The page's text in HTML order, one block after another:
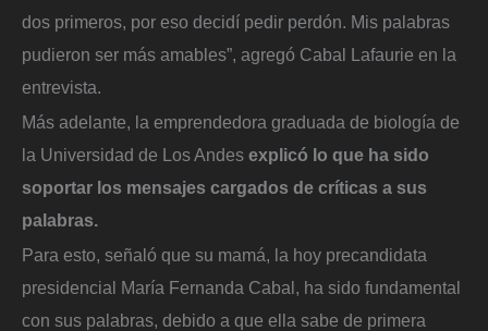
dos primeros, por eso decidí pedir perdón. Mis palabras
pudieron ser más amables”, agregó Cabal Lafaurie en la
entrevista.
Más adelante, la emprendedora graduada de biología de
la Universidad de Los Andes explicó lo que ha sido
soportar los mensajes cargados de críticas a sus
palabras.
Para esto, señaló que su mamá, la hoy precandidata
presidencial María Fernanda Cabal, ha sido fundamental
con sus palabras, debido a que ella sabe de primera